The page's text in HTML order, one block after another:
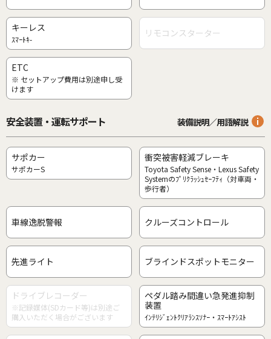
キーレス
ｽﾏｰﾄｷ- リモコンスターター
ETC
※ セットアップ費用は別途申し受
けます
安全装置・運転サポート 装備説明／用語解説
サポカー
サポカーS
衝突被害軽減ブレーキ
Toyota Safety Sense・Lexus Safety
Systemのﾌﾟﾘｸﾗｯｼｭｾｰﾌﾃｨ（対車両・
歩行者）
車線逸脱警報 クルーズコントロール
先進ライト ブラインドスポットモニター
ドライブレコーダー
※記録媒体(SDカード等)は別途ご
購入いただく場合がございます
ペダル踏み間違い急発進抑制
装置
ｲﾝﾃﾘｼﾞｪﾝﾄｸﾘｱﾗﾝｽｿﾅｰ・ｽﾏｰﾄｱｼｽﾄ